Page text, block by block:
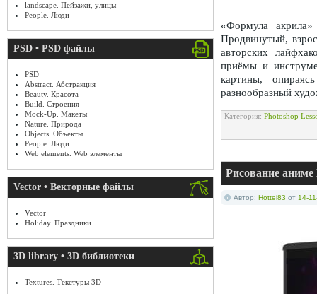
landscape. Пейзажи, улицы
People. Люди
PSD • PSD файлы
PSD
Abstract. Абстракция
Beauty. Красота
Build. Строения
Mock-Up. Макеты
Nature. Природа
Objects. Объекты
People. Люди
Web elements. Web элементы
Vector • Векторные файлы
Vector
Holiday. Праздники
3D library • 3D библиотеки
Textures. Текстуры 3D
«Формула
Продвинутый,
авторских
приёмы и
картины,
разнообразный
Категория: Photoshop
Рисование аниме
Автор: Hottei83 от 14-